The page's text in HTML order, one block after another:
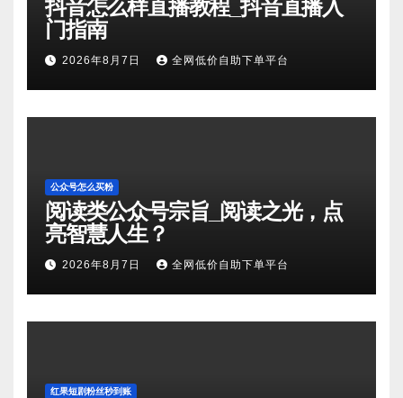
抖音怎么样直播教程_抖音直播入
门指南
2026年8月7日 全网低价自助下单平台
公众号怎么买粉
阅读类公众号宗旨_阅读之光，点
亮智慧人生？
2026年8月7日 全网低价自助下单平台
红果短剧粉丝秒到账